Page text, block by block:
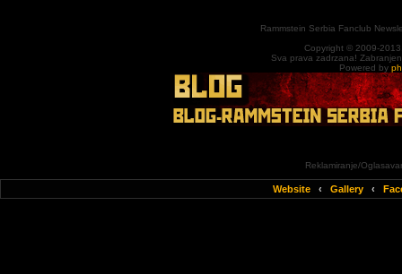
Rammstein Serbia Fanclub
Copyright © 2009-
Sva prava zadrzana!
Powered by
Reklamiranje/
Website ‹ Gallery ‹